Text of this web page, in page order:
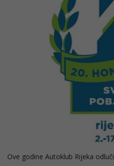
Ove godine Autoklub Rijeka